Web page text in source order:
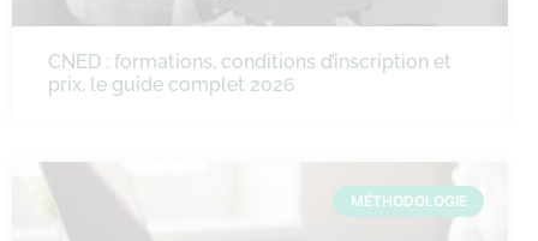
CNED : formations, conditions d’inscription et
prix, le guide complet 2026
MÉTHODOLOGIE